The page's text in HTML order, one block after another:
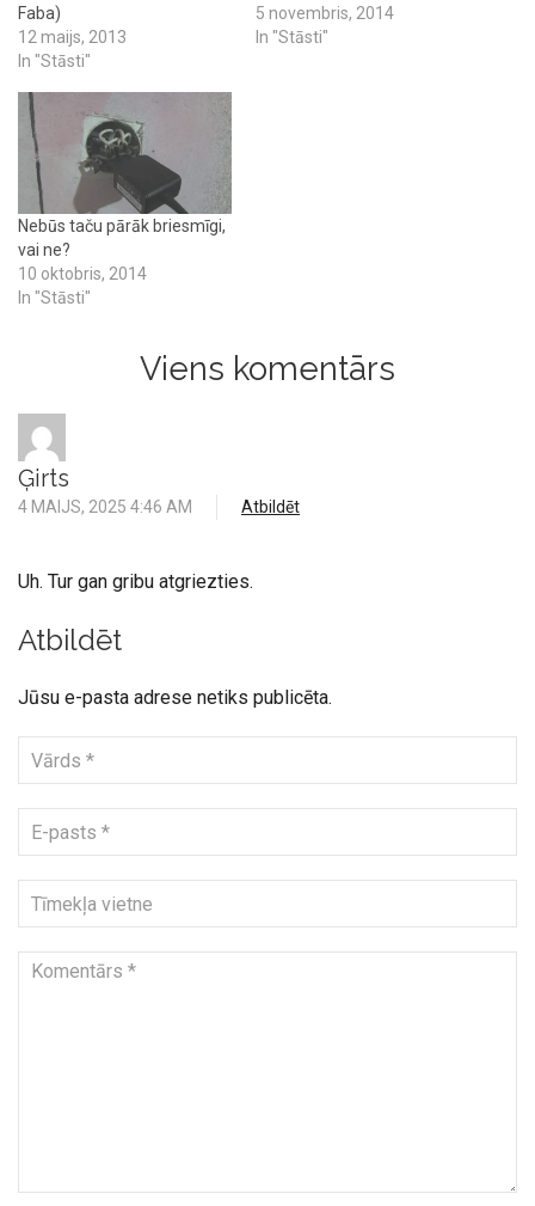
Faba)
12 maijs, 2013
In "Stāsti"
5 novembris, 2014
In "Stāsti"
Nebūs taču pārāk briesmīgi,
vai ne?
10 oktobris, 2014
In "Stāsti"
Viens komentārs
Ģirts
4 MAIJS, 2025 4:46 AM Atbildēt
Uh. Tur gan gribu atgriezties.
Atbildēt
Jūsu e-pasta adrese netiks publicēta.